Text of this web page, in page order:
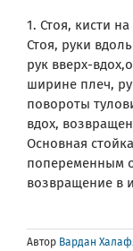
1. Стоя, кисти
Стоя, руки
рук вверх-
ширине плеч,
повороты
вдох,
Основная
попеременным
возвращение в
Автор Вардан